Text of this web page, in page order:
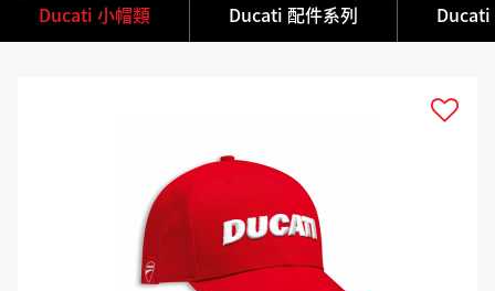
Ducati 小帽類
Ducati 配件系列 Ducati